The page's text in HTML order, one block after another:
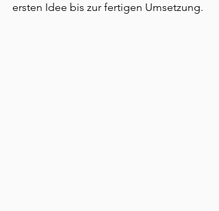
ersten Idee bis zur fertigen Umsetzung.